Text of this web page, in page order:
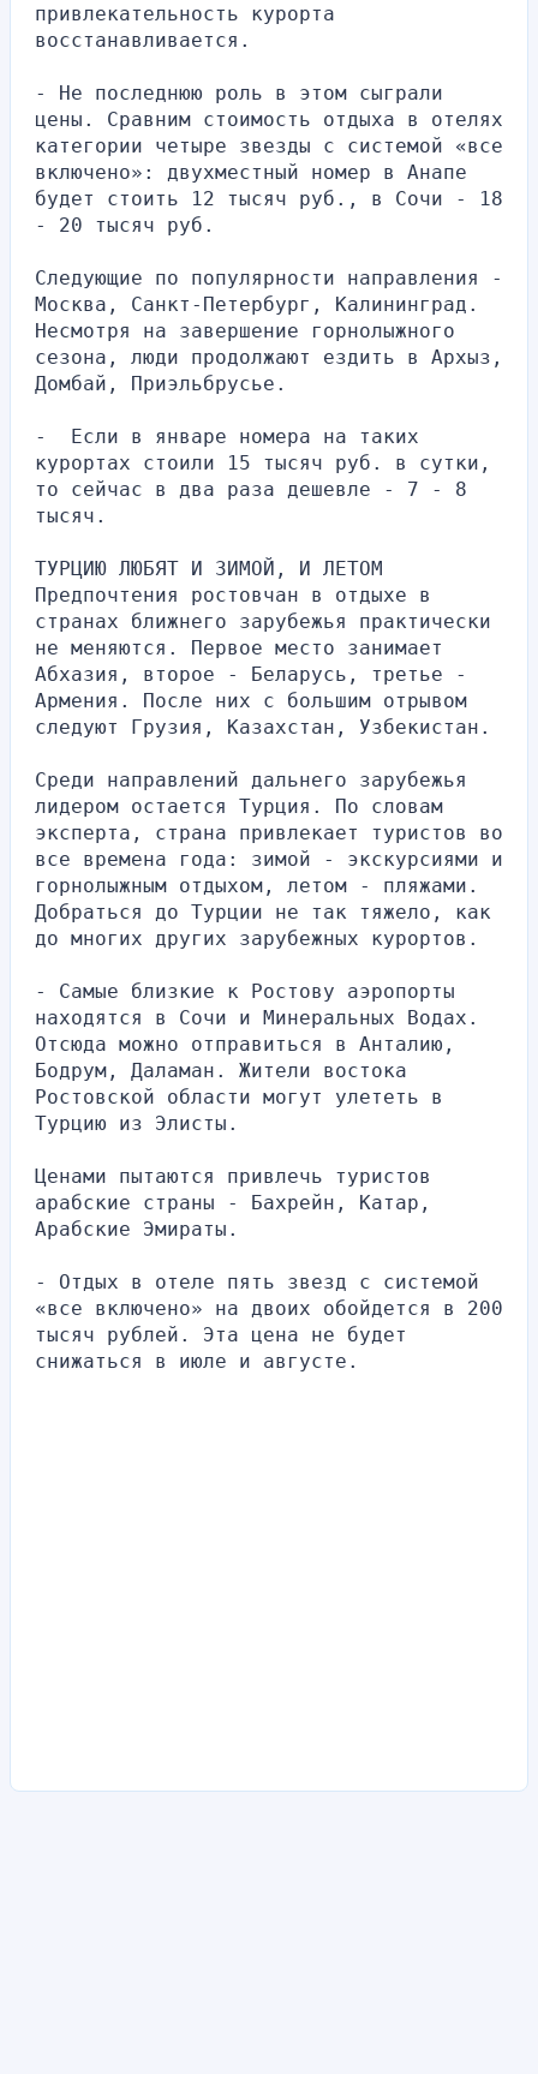
привлекательность курорта
восстанавливается.
- Не последнюю роль в этом сыграли
цены. Сравним стоимость отдыха в отелях
категории четыре звезды с системой «все
включено»: двухместный номер в Анапе
будет стоить 12 тысяч руб., в Сочи - 18
- 20 тысяч руб.
Следующие по популярности направления -
Москва, Санкт-Петербург, Калининград.
Несмотря на завершение горнолыжного
сезона, люди продолжают ездить в Архыз,
Домбай, Приэльбрусье.
-  Если в январе номера на таких
курортах стоили 15 тысяч руб. в сутки,
то сейчас в два раза дешевле - 7 - 8
тысяч.
ТУРЦИЮ ЛЮБЯТ И ЗИМОЙ, И ЛЕТОМ
Предпочтения ростовчан в отдыхе в
странах ближнего зарубежья практически
не меняются. Первое место занимает
Абхазия, второе - Беларусь, третье -
Армения. После них с большим отрывом
следуют Грузия, Казахстан, Узбекистан.
Среди направлений дальнего зарубежья
лидером остается Турция. По словам
эксперта, страна привлекает туристов во
все времена года: зимой - экскурсиями и
горнолыжным отдыхом, летом - пляжами.
Добраться до Турции не так тяжело, как
до многих других зарубежных курортов.
- Самые близкие к Ростову аэропорты
находятся в Сочи и Минеральных Водах.
Отсюда можно отправиться в Анталию,
Бодрум, Даламан. Жители востока
Ростовской области могут улететь в
Турцию из Элисты.
Ценами пытаются привлечь туристов
арабские страны - Бахрейн, Катар,
Арабские Эмираты.
- Отдых в отеле пять звезд с системой
«все включено» на двоих обойдется в 200
тысяч рублей. Эта цена не будет
снижаться в июле и августе.